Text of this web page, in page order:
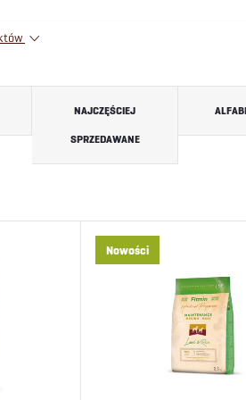
NAJCZĘŚCIEJ
SPRZEDAWANE
Nowości